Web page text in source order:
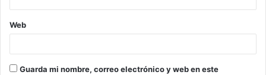
Web
Guarda mi nombre, correo electrónico y web en este